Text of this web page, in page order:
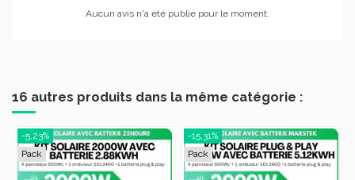
Aucun avis n'a été publié pour le moment.
16 autres produits dans la même catégorie :
-5,23%
Pack
-15,31%
Pack